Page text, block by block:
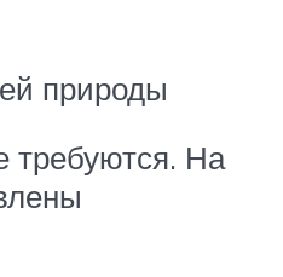
природы
требуются. На